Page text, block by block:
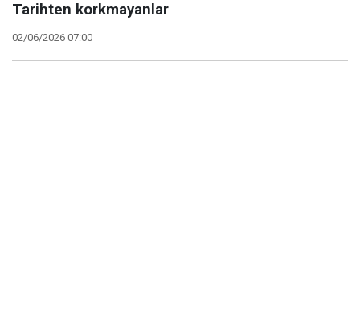
Tarihten korkmayanlar
02/06/2026 07:00